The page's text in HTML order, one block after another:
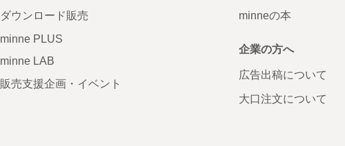
ダウンロード販売
minne PLUS
minne LAB
販売支援企画・イベント
minneの本
企業の方へ
広告出稿について
大口注文について